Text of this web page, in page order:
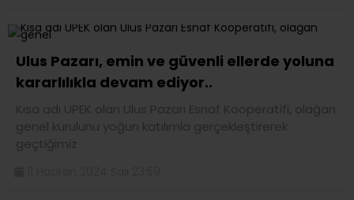
Ulus Pazarı, emin ve güvenli ellerde yoluna
kararlılıkla devam ediyor..
Kısa adı UPEK olan Ulus Pazarı Esnaf Kooperatifi, olağan
genel kurulunu yoğun katılımla gerçekleştirerek
geçtiğimiz